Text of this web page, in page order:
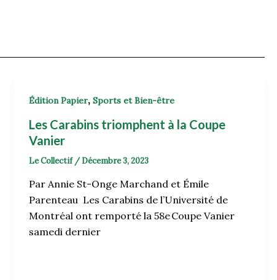
Édition Papier, Sports et Bien-être
Les Carabins triomphent à la Coupe
Vanier
Le Collectif /Décembre 3, 2023
Par Annie St-Onge Marchand et Émile
Parenteau Les Carabins de l’Université de
Montréal ont remporté la 58e Coupe Vanier
samedi dernier